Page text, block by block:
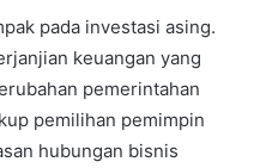
pada investasi asing.
keuangan yang
pemerintahan
pemilihan pemimpin
hubungan bisnis